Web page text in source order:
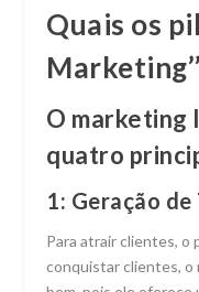
Quais os
Marketing’’
O marketing
quatro
1: Geração
Para atrair clientes, o
conquistar clientes, o